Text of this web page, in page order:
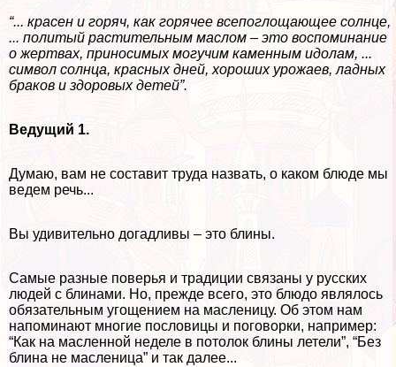
“... красен и горяч, как горячее всепоглощающее солнце,
... политый растительным маслом – это воспоминание
о жертвах, приносимых могучим каменным идолам, ...
символ солнца, красных дней, хороших урожаев, ладных
бpaков и здоровых детей”.
Ведущий 1.
Думаю, вам не составит труда назвать, о каком блюде мы
ведем речь...
Вы удивительно догадливы – это блины.
Самые разные поверья и традиции связаны у русских
людей с блинами. Но, прежде всего, это блюдо являлось
обязательным угощением на масленицу. Об этом нам
напоминают многие пословицы и поговорки, например:
“Как на масленной неделе в потолок блины летели”, “Без
блина не масленица” и так далее...